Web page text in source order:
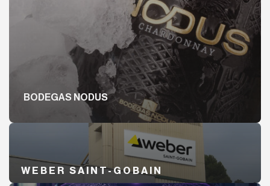
BODEGAS NODUS
WEBER SAINT-GOBAIN